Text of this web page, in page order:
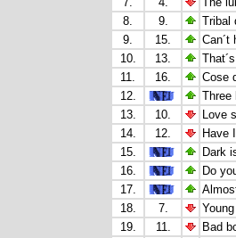
8.
9.
Tribal
9.
15.
Can´t
10.
13.
11.
16.
Cose
12.
Three
13.
10.
Love
14.
12.
Have
15.
Dark
16.
Do
17.
18.
7.
19.
11.
Bad